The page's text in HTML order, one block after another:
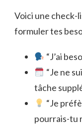
Voici une check-
formuler tes
“J’ai
“Je ne
tâche
“Je
pourrais-tu